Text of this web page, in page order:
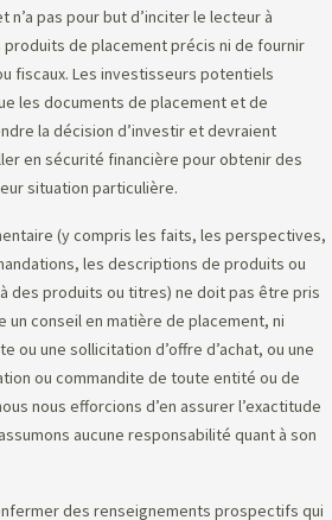
n’a pas pour but d’inciter le lecteur à
de placement précis ni de fournir
fiscaux. Les investisseurs potentiels
les documents de placement et de
la décision d’investir et devraient
en sécurité financière pour obtenir des
situation particulière.
(y compris les faits, les perspectives,
les descriptions de produits ou
des produits ou titres) ne doit pas être pris
conseil en matière de placement, ni
ou une sollicitation d’offre d’achat, ou une
ou commandite de toute entité ou de
nous efforcions d’en assurer l’exactitude
aucune responsabilité quant à son
des renseignements prospectifs qui